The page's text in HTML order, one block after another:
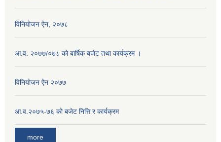
विनियोजन ऐन, २०७८
आ.व. २०७७/०७८ को बार्षिक बजेट तथा कार्यक्रम ।
विनियोजन ऐन २०७७
आ.व.२०७५-७६ को बजेट नित्ति र कार्यक्रम
more